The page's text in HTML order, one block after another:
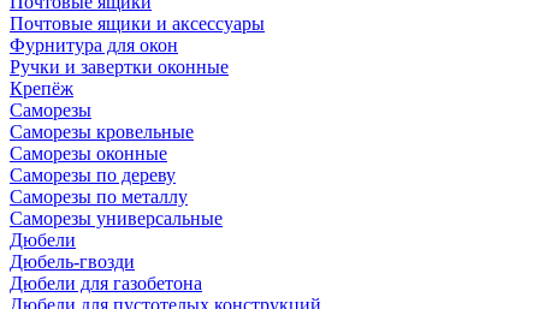
Почтовые ящики и аксессуары
Фурнитура для окон
Ручки и завертки оконные
Крепёж
Саморезы
Саморезы кровельные
Саморезы оконные
Саморезы по дереву
Саморезы по металлу
Саморезы универсальные
Дюбели
Дюбель-гвозди
Дюбели для газобетона
Дюбели для пустотелых конструкций